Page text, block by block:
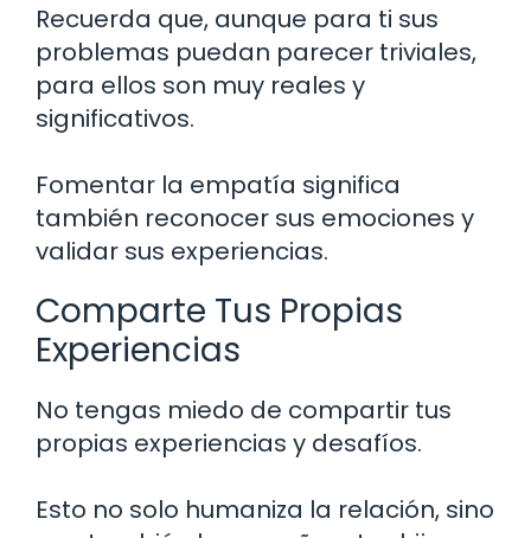
Recuerda que, aunque para ti sus
problemas puedan parecer triviales,
para ellos son muy reales y
significativos.
Fomentar la empatía significa
también reconocer sus emociones y
validar sus experiencias.
Comparte Tus Propias
Experiencias
No tengas miedo de compartir tus
propias experiencias y desafíos.
Esto no solo humaniza la relación, sino